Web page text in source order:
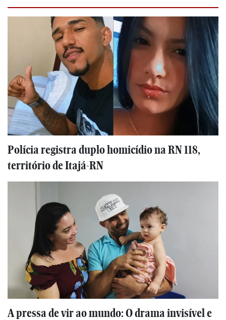
Polícia registra duplo homicídio na RN 118,
território de Itajá-RN
A pressa de vir ao mundo: O drama invisível e